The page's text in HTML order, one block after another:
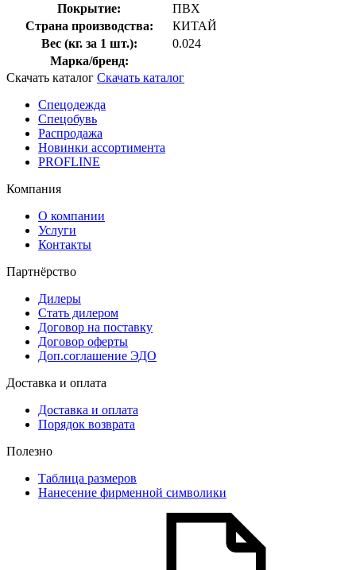
Покрытие:
ПВХ
Страна производства:
КИТАЙ
Вес (кг. за 1 шт.):
0.024
Марка/бренд:
Скачать каталог Скачать каталог
Спецодежда
Спецобувь
Распродажа
Новинки ассортимента
PROFLINE
Компания
О компании
Услуги
Контакты
Партнёрство
Дилеры
Стать дилером
Договор на поставку
Договор оферты
Доп.соглашение ЭДО
Доставка и оплата
Доставка и оплата
Порядок возврата
Полезно
Таблица размеров
Нанесение фирменной символики